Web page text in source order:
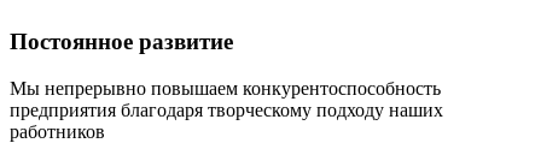
Постоянное развитие
Мы непрерывно повышаем конкурентоспособность
предприятия благодаря творческому подходу наших
работников